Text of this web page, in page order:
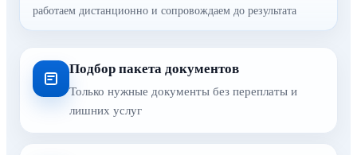
работаем дистанционно и сопровождаем до результата
Подбор пакета документов
Только нужные документы без переплаты и
лишних услуг